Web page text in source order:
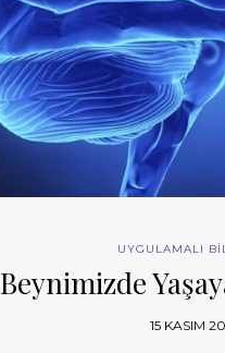
UYGULAMALI
Beynimizde
15 KASIM